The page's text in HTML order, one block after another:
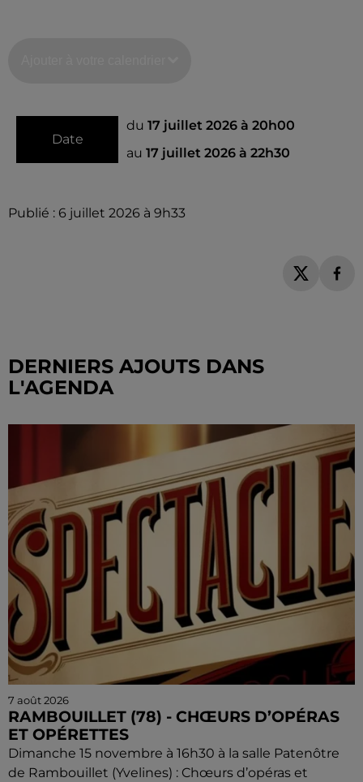
Date
du 17 juillet 2026 à 20h00
au 17 juillet 2026 à 22h30
Publié : 6 juillet 2026 à 9h33
DERNIERS AJOUTS DANS
L'AGENDA
7 août 2026
RAMBOUILLET (78) - CHŒURS D’OPÉRAS
ET OPÉRETTES
Dimanche 15 novembre à 16h30 à la salle Patenôtre
de Rambouillet (Yvelines) : Chœurs d’opéras et